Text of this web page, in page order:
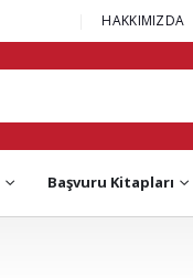
HAKKIMIZDA
Başvuru Kitapları